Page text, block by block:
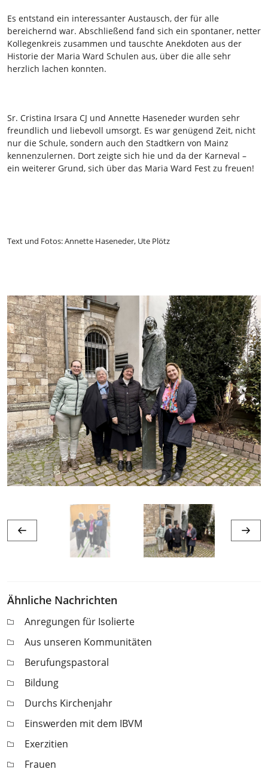
Es entstand ein interessanter Austausch, der für alle
bereichernd war. Abschließend fand sich ein spontaner, netter
Kollegenkreis zusammen und tauschte Anekdoten aus der
Historie der Maria Ward Schulen aus, über die alle sehr
herzlich lachen konnten.
Sr. Cristina Irsara CJ und Annette Haseneder wurden sehr
freundlich und liebevoll umsorgt. Es war genügend Zeit, nicht
nur die Schule, sondern auch den Stadtkern von Mainz
kennenzulernen. Dort zeigte sich hie und da der Karneval –
ein weiterer Grund, sich über das Maria Ward Fest zu freuen!
Text und Fotos: Annette Haseneder, Ute Plötz
Ähnliche Nachrichten
Anregungen für Isolierte
Aus unseren Kommunitäten
Berufungspastoral
Bildung
Durchs Kirchenjahr
Einswerden mit dem IBVM
Exerzitien
Frauen